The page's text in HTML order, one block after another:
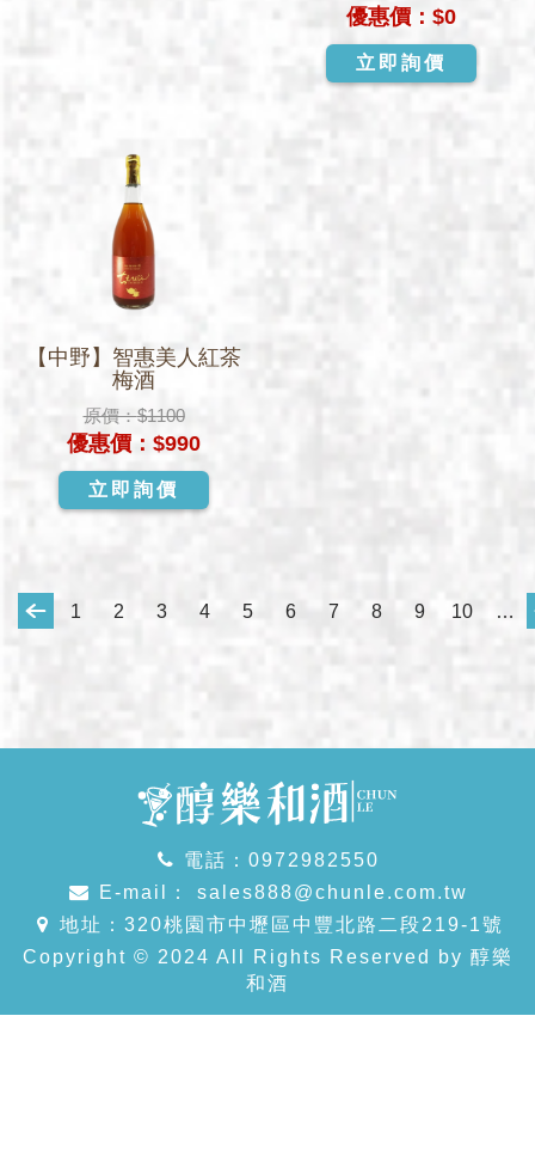
優惠價： $0
立即詢價
【中野】智惠美人紅茶
梅酒
原價：$1100
優惠價： $990
立即詢價
1 2 3 4 5 6 7 8 9 10 …
電話：0972982550
E-mail：
sales888@chunle.com.tw
地址：320桃園市中壢區中豐北路二段219-1號
Copyright © 2024 All Rights Reserved by 醇樂
和酒